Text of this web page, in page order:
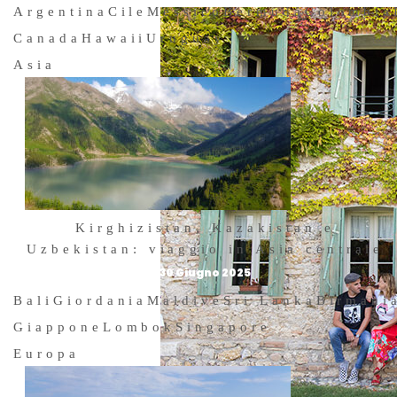
Argentina CileMessicoBermudaColombia
Canada HawaiiUruguay
Asia
Kirghizistan, Kazakistan e
Uzbekistan: viaggio in Asia centrale
30 Giugno 2025
Bali GiordaniaMaldiveSri Lanka
Giappone LombokSingapore
Europa